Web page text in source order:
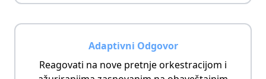
Adaptivni Odgovor
Reagovati na nove pretnje orkestracijom i